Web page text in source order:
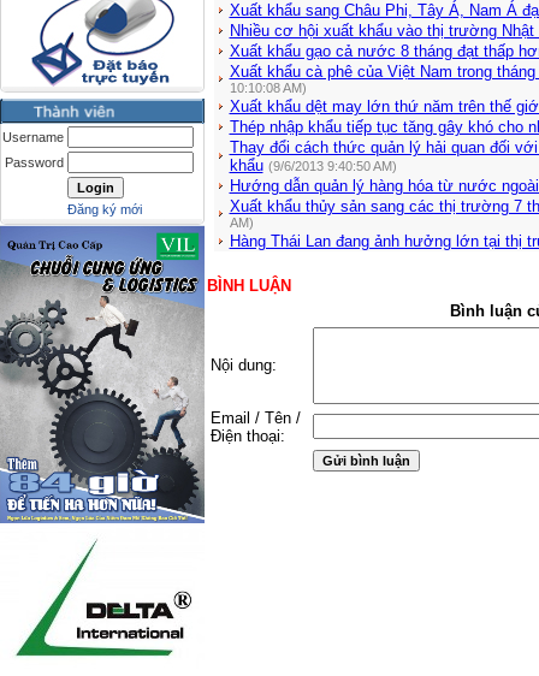
Username
Password
Đăng ký mới
Xuất khẩu sang Châu Phi, Tây Á, Nam Á
Nhiều cơ hội xuất khẩu vào thị trường
Xuất khẩu gạo cả nước 8 tháng đạt thấp
Xuất khẩu cà phê của Việt Nam trong
10:10:08 AM)
Xuất khẩu dệt may lớn thứ năm trên thế
Thép nhập khẩu tiếp tục tăng gây khó cho
Thay đổi cách thức quản lý hải quan đối
khẩu (9/6/2013 9:40:50 AM)
Hướng dẫn quản lý hàng hóa từ nước
Xuất khẩu thủy sản sang các thị trường 7
AM)
Hàng Thái Lan đang ảnh hưởng lớn tại thị
BÌNH LUẬN
Bình luận
Nội dung:
Email / Tên /
Điện thoại: